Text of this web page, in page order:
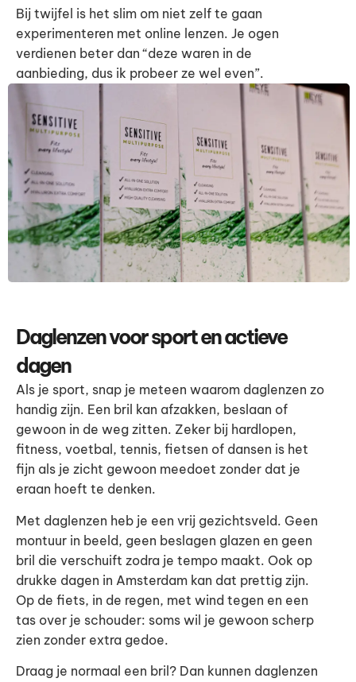
Bij twijfel is het slim om niet zelf te gaan
experimenteren met online lenzen. Je ogen
verdienen beter dan “deze waren in de
aanbieding, dus ik probeer ze wel even”.
Daglenzen voor sport en actieve
dagen
Als je sport, snap je meteen waarom daglenzen zo
handig zijn. Een bril kan afzakken, beslaan of
gewoon in de weg zitten. Zeker bij hardlopen,
fitness, voetbal, tennis, fietsen of dansen is het
fijn als je zicht gewoon meedoet zonder dat je
eraan hoeft te denken.
Met daglenzen heb je een vrij gezichtsveld. Geen
montuur in beeld, geen beslagen glazen en geen
bril die verschuift zodra je tempo maakt. Ook op
drukke dagen in Amsterdam kan dat prettig zijn.
Op de fiets, in de regen, met wind tegen en een
tas over je schouder: soms wil je gewoon scherp
zien zonder extra gedoe.
Draag je normaal een bril? Dan kunnen daglenzen